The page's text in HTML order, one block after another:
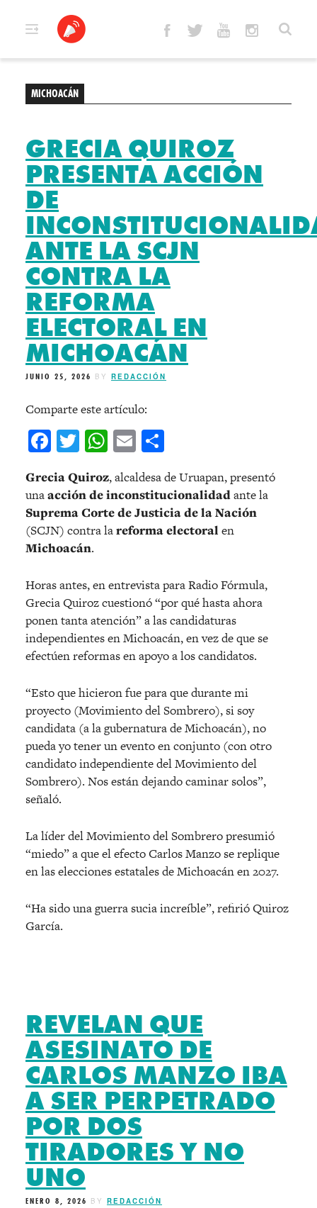
MICHOACÁN
GRECIA QUIROZ
PRESENTA ACCIÓN
DE
ANTE LA SCJN
CONTRA LA
REFORMA
ELECTORAL EN
MICHOACÁN
JUNIO 25, 2026 BY REDACCIÓN
Comparte este artículo:
Facebook
Twitter
WhatsApp
Email
Grecia Quiroz, alcaldesa de Uruapan, presentó
unaacción de inconstitucionalidadante la
Suprema Corte de Justicia de la Nación
(SCJN) contra lareforma electoral en
Michoacán.
Horas antes, en entrevista para Radio Fórmula,
Grecia Quiroz cuestionó “por qué hasta ahora
ponen tanta atención” a las candidaturas
independientes en Michoacán, en vez de que se
efectúen reformas en apoyo a los candidatos.
“Esto que hicieron fue para que durante mi
proyecto (Movimiento del Sombrero), si soy
candidata (a la gubernatura de Michoacán), no
pueda yo tener un evento en conjunto (con otro
candidato independiente del Movimiento del
Sombrero). Nos están dejando caminar solos”,
señaló.
La líder del Movimiento del Sombrero presumió
“miedo” a que el efecto Carlos Manzo se replique
en las elecciones estatales de Michoacán en 2027.
“Ha sido una guerra sucia increíble”, refirió Quiroz
García.
REVELAN QUE
ASESINATO DE
CARLOS MANZO IBA
A SER PERPETRADO
POR DOS
TIRADORES Y NO
UNO
ENERO 8, 2026 BY REDACCIÓN